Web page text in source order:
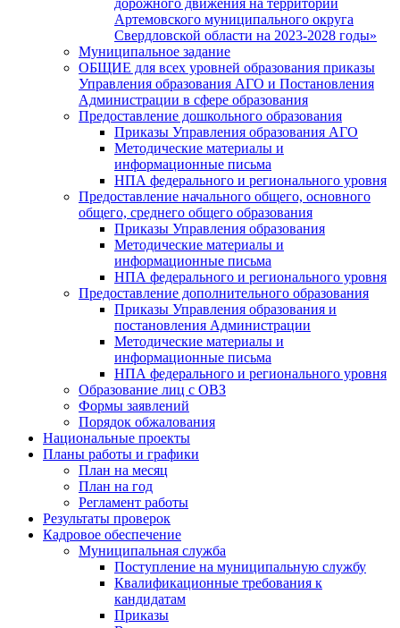
дорожного движения на территории
Артемовского муниципального округа
Свердловской области на 2023-2028 годы»
Муниципальное задание
ОБЩИЕ для всех уровней образования приказы
Управления образования АГО и Постановления
Администрации в сфере образования
Предоставление дошкольного образования
Приказы Управления образования АГО
Методические материалы и
информационные письма
НПА федерального и регионального уровня
Предоставление начального общего, основного
общего, среднего общего образования
Приказы Управления образования
Методические материалы и
информационные письма
НПА федерального и регионального уровня
Предоставление дополнительного образования
Приказы Управления образования и
постановления Администрации
Методические материалы и
информационные письма
НПА федерального и регионального уровня
Образование лиц с ОВЗ
Формы заявлений
Порядок обжалования
Национальные проекты
Планы работы и графики
План на месяц
План на год
Регламент работы
Результаты проверок
Кадровое обеспечение
Муниципальная служба
Поступление на муниципальную службу
Квалификационные требования к
кандидатам
Приказы